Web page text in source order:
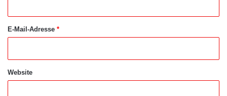
E-Mail-Adresse *
Website